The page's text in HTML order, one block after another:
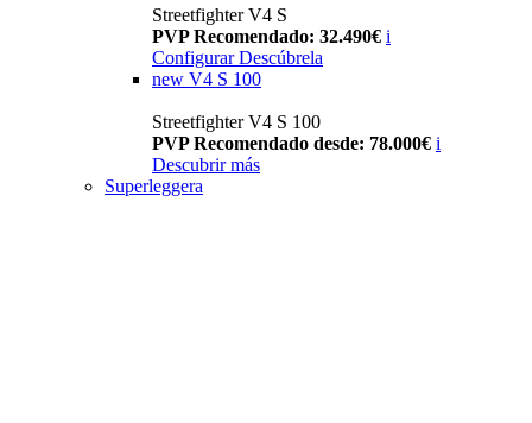
Streetfighter V4 S
PVP Recomendado: 32.490€ i
Configurar Descúbrela
new V4 S 100
Streetfighter V4 S 100
PVP Recomendado desde: 78.000€ i
Descubrir más
Superleggera